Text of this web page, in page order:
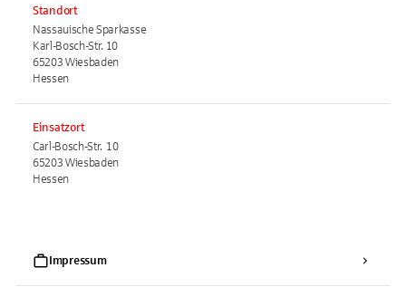
Standort
Nassauische Sparkasse
Karl-Bosch-Str. 10
65203 Wiesbaden
Hessen
Einsatzort
Carl-Bosch-Str. 10
65203 Wiesbaden
Hessen
Impressum